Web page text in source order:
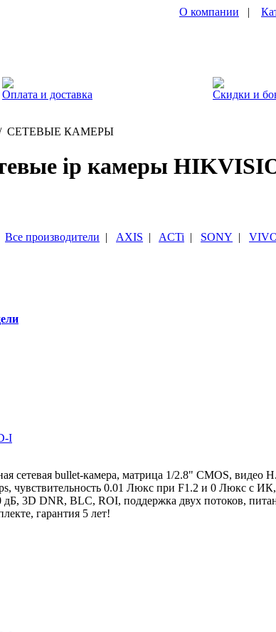
О компании |
Оплата и доставка Скидки и
СЕТЕВЫЕ КАМЕРЫ
ip камеры
Все производители | AXIS | ACTi | SONY |
I
сетевая bullet-камера, матрица 1/2.8" CMOS, видео
чувствительность 0.01 Люкс при F1.2 и 0 Люкс с
дБ, 3D DNR, BLC, ROI, поддержка двух потоков,
гарантия 5 лет!